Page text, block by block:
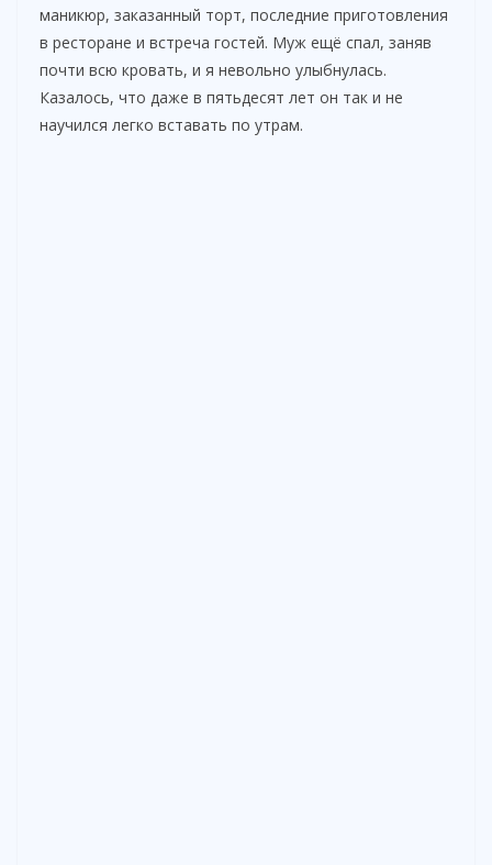
маникюр, заказанный торт, последние приготовления
в ресторане и встреча гостей. Муж ещё спал, заняв
почти всю кровать, и я невольно улыбнулась.
Казалось, что даже в пятьдесят лет он так и не
научился легко вставать по утрам.